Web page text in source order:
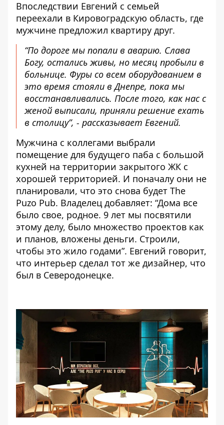
Впоследствии Евгений с семьей
переехали в Кировоградскую область, где
мужчине предложил квартиру друг.
“По дороге мы попали в аварию. Слава
Богу, остались живы, но месяц пробыли в
больнице. Фуры со всем оборудованием в
это время стояли в Днепре, пока мы
восстанавливались. После того, как нас с
женой выписали, приняли решение ехать
в столицу”, - рассказывает Евгений.
Мужчина с коллегами выбрали
помещение для будущего паба с большой
кухней на территории закрытого ЖК с
хорошей территорией. И поначалу они не
планировали, что это снова будет The
Puzo Pub. Владелец добавляет: “Дома все
было свое, родное. 9 лет мы посвятили
этому делу, было множество проектов как
и планов, вложены деньги. Строили,
чтобы это жило годами”. Евгений говорит,
что интерьер сделал тот же дизайнер, что
был в Северодонецке.